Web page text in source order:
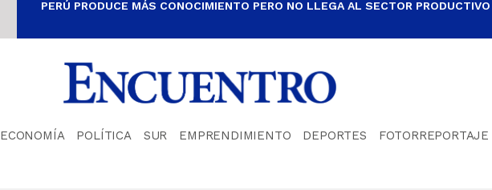
PERÚ PRODUCE MÁS CONOCIMIENTO PERO NO LLEGA AL SECTOR PRODUCTIVO
ECONOMÍA POLÍTICA SUR EMPRENDIMIENTO DEPORTES FOTORREPORTAJE